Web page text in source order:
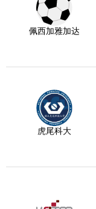
佩西加雅加达
虎尾科大